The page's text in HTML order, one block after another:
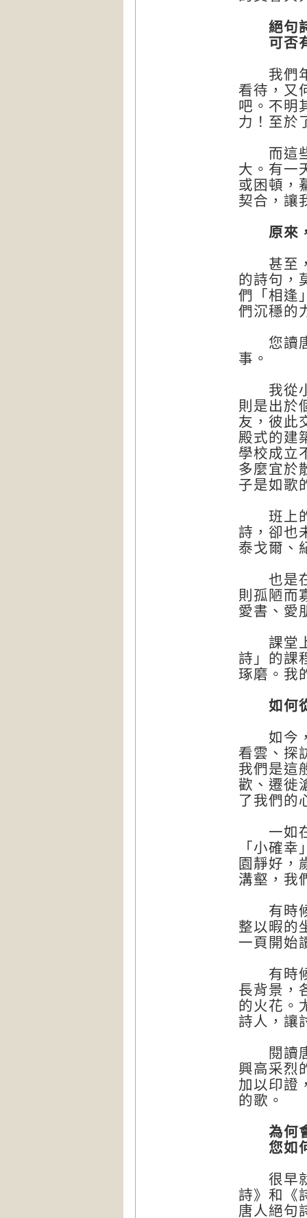
絕句詩
可否有
我們年
看待，又
吧。不明
力！至於
而這些
大。有一
或困頓，
契合，讓
原來，
甚至，
的詩句，
們「相逢
們沉穩的
您讀唐
事。
我從小
則是出於
友，彼此
殿式的建
學校成立
多麼宜於
子是如歌
班上的
詩，卻也
泰戈爾、
也是在
則孤陋而
愛書、愛
課堂上
詩」的課
琢磨。我
如何從
如今，
看雲、探
我們是這
歡、遷徙
了我們的
一如在
「小確
園靜好，
溝壑，我
有時候
整以暇的
一頁開始
有時候
長背景，
的火花。
詩人，讓
閱讀唐
興高采烈
加以印證
的歌。
為何會
您如何
很早就
詩》和《
唐人絕句